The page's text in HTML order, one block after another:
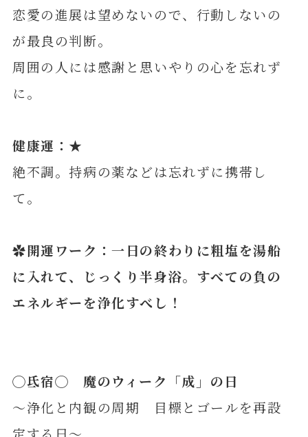
恋愛の進展は望めないので、行動しないの
が最良の判断。
周囲の人には感謝と思いやりの心を忘れず
に。
健康運：★
絶不調。持病の薬などは忘れずに携帯し
て。
✿開運ワーク：一日の終わりに粗塩を湯船
に入れて、じっくり半身浴。すべての負の
エネルギーを浄化すべし！
◯氐宿◯ 魔のウィーク「成」の日
～浄化と内観の周期 目標とゴールを再設